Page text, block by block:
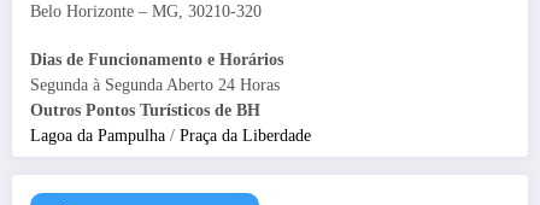
Belo Horizonte – MG, 30210-320
Dias de Funcionamento e Horários
Segunda à Segunda Aberto 24 Horas
Outros Pontos Turísticos de BH
Lagoa da Pampulha / Praça da Liberdade